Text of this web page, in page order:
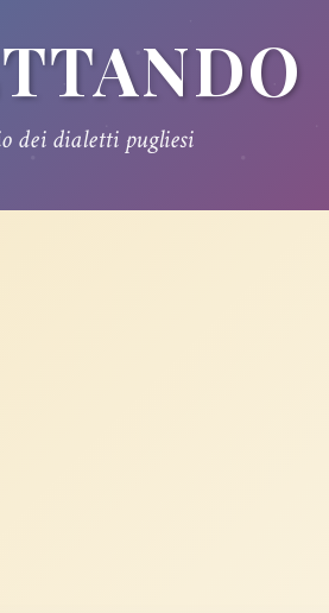
dei dialetti pugliesi